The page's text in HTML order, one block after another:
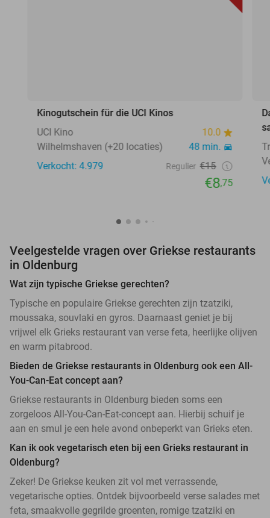
Kinogutschein für die UCI Kinos
UCI Kino
10.0
Wilhelmshaven (+20 locaties)
48 min.
Verkocht: 4.979
Regulier €15
€8,75
Veelgestelde vragen over Griekse restaurants
in Oldenburg
Wat zijn typische Griekse gerechten?
Typische en populaire Griekse gerechten zijn tzatziki,
moussaka, souvlaki en gyros. Daarnaast geniet je bij
vrijwel elk Grieks restaurant van verse feta, heerlijke olijven
en warm pitabrood.
Bieden de Griekse restaurants in Oldenburg ook een All-
You-Can-Eat concept aan?
Griekse restaurants in Oldenburg bieden soms een
zorgeloos All-You-Can-Eat-concept aan. Hierbij schuif je
aan en smul je een hele avond onbeperkt van Grieks eten.
Kan ik ook vegetarisch eten bij een Grieks restaurant in
Oldenburg?
Zeker! De Griekse keuken zit vol met verrassende,
vegetarische opties. Ontdek bijvoorbeeld verse salades met
feta, smaakvolle gegrilde groenten, romige tzatziki en